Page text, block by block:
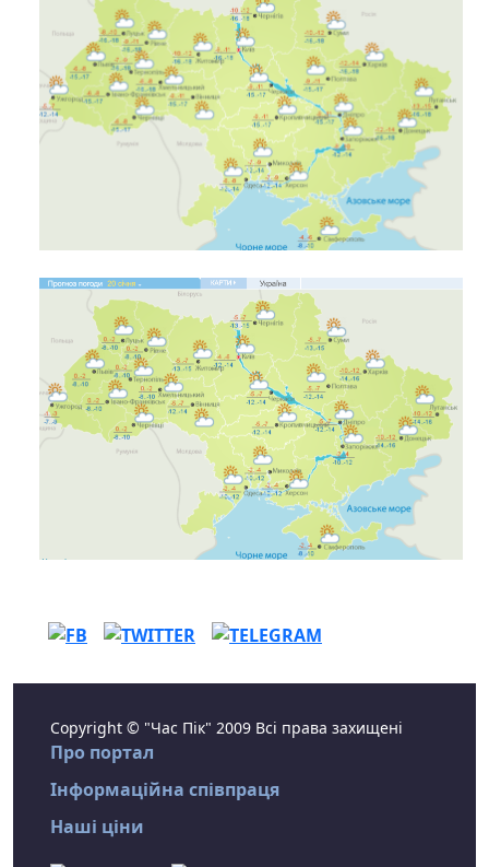
Copyright © "Час Пік" 2009 Всі права захищені
Про портал
Інформаційна співпраця
Наші ціни